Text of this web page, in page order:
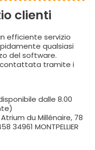
clienti
efficiente servizio
qualsiasi
del software.
contattata tramite i
dalle 8.00
Atrium du Millénaire, 78
34961 MONTPELLIER